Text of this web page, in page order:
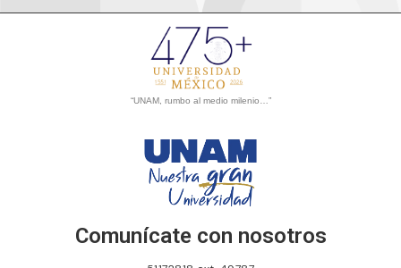
“UNAM, rumbo al medio milenio…”
Comunícate con nosotros